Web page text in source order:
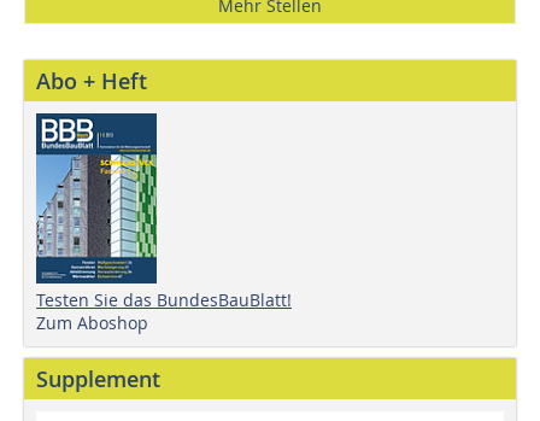
Mehr Stellen
Abo + Heft
Testen Sie das BundesBauBlatt!
Zum Aboshop
Supplement